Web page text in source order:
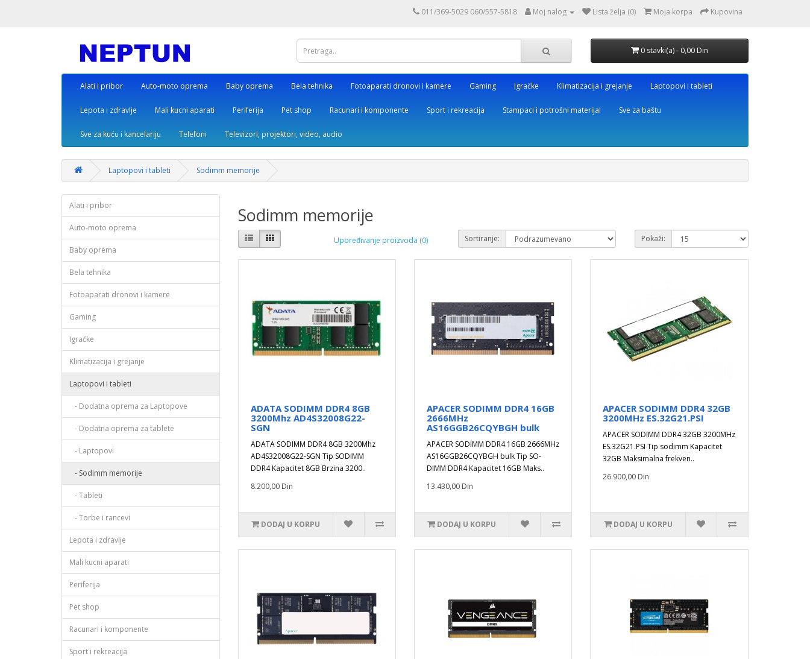
011/369-5029 060/557-5818 Moj nalog Lista želja (0) Moja korpa Kupovina
0 stavki(a) - 0,00 Din
Alati i pribor Auto-moto oprema Baby oprema Bela tehnika Fotoaparati dronovi i kamere Gaming Igračke Klimatizacija i grejanje Laptopovi i tableti
Lepota i zdravlje Mali kucni aparati Periferija Pet shop Racunari i komponente Sport i rekreacija Stampaci i potrošni materijal Sve za baštu
Sve za kuću i kancelariju Telefoni Televizori, projektori, video, audio
Laptopovi i tableti Sodimm memorije
Alati i pribor
Auto-moto oprema
Baby oprema
Bela tehnika
Fotoaparati dronovi i kamere
Gaming
Igračke
Klimatizacija i grejanje
Laptopovi i tableti
- Dodatna oprema za Laptopove
- Dodatna oprema za tablete
- Laptopovi
- Sodimm memorije
- Tableti
- Torbe i rancevi
Lepota i zdravlje
Mali kucni aparati
Periferija
Pet shop
Racunari i komponente
Sport i rekreacija
Sodimm memorije
Upoređivanje proizvoda (0) Sortiranje: Pokaži:
ADATA SODIMM DDR4 8GB
3200Mhz AD4S32008G22-
SGN
ADATA SODIMM DDR4 8GB 3200Mhz
AD4S32008G22-SGN Tip SODIMM
DDR4 Kapacitet 8GB Brzina 3200..
8.200,00 Din
DODAJ U KORPU
APACER SODIMM DDR4 16GB
2666MHz
AS16GGB26CQYBGH bulk
APACER SODIMM DDR4 16GB 2666MHz
AS16GGB26CQYBGH bulk Tip SO-
DIMM DDR4 Kapacitet 16GB Maks..
13.430,00 Din
DODAJ U KORPU
APACER SODIMM DDR4 32GB
3200MHz ES.32G21.PSI
APACER SODIMM DDR4 32GB 3200MHz
ES.32G21.PSI Tip sodimm Kapacitet
32GB Maksimalna frekven..
26.900,00 Din
DODAJ U KORPU